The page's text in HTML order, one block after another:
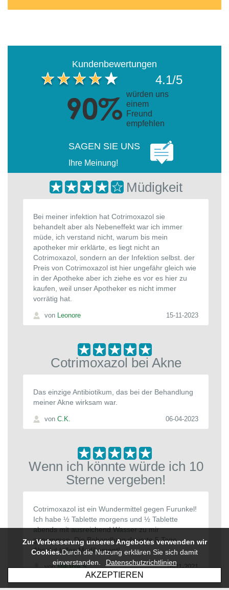
Kundenbewertungen
4.1/5
würden uns
einem
Freund
empfehlen
SAGEN SIE UNS
Ihre Meinung!
Müdigkeit
Bei meiner infektion hat Cotrimoxazol sie
behandelt aber als Nebeneffekt war ich immer
müde, ich verstand nicht, warum bis mein
apotheker mir erklärte, es liegt nicht an
Cotrimoxazol, sondern an der Infektion selbst. der
Preis von Cotrimoxazol ist hier ungefähr gleich wie
in der Apotheke aber ich ziehe es vor es hier zu
kaufen, weil unser Apotheker es nicht immer
vorrätig hat.
von Leonore 15-11-2023
Cotrimoxazol bei Akne
Das einzige Antibiotikum, das bei der Behandlung
meiner Akne wirksam war.
von C.K. 06-04-2023
Wenn ich könnte würde ich 10
Sterne vergeben!
Cotrimoxazol ist ein Wundermittel gegen Furunkel!
Ich habe ½ Tablette morgens und ½ Tablette
abends mit ausreichend Wasser zu mir
genommen. Die Behandlung dauerte 5 Tage.
Absolut tolles Medikament!
vonMelanie S. 16-11-2021
Zur Verbesserung unseres Angebotes verwenden wir
Cookies.Durch die Nutzung erklären Sie sich damit
einverstanden.
Datenschutzrichtlinien
AKZEPTIEREN